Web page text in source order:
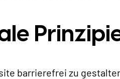
barrierefrei zu